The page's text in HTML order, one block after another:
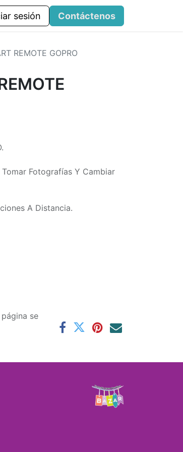
sesión Contáctenos
REMOTE GOPRO
Fotografías Y Cambiar
A Distancia.
se